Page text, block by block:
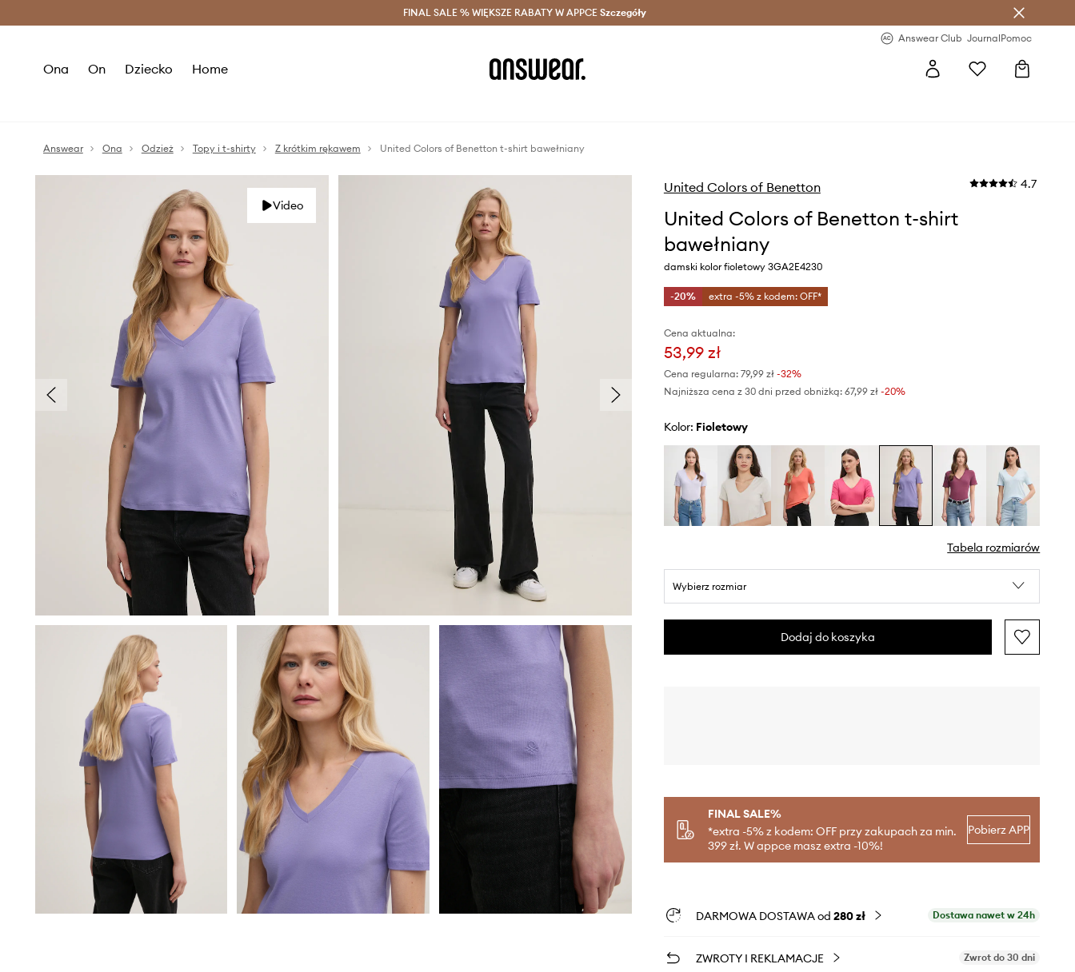
Oszczędzaj z Answear Club > Dostawa nawet w 24h >
FINAL SALE % WIĘKSZE RABATY W APPCE Szczegóły
Answear Club JournalPomoc
Ona On Dziecko Home
Answear Ona Odzież Topy i t-shirty Z krótkim rękawem United Colors of Benetton t-shirt bawełniany
Video
United Colors of Benetton 4.7
United Colors of Benetton t-shirt
bawełniany
damski kolor fioletowy 3GA2E4230
-20% extra -5% z kodem: OFF*
Cena aktualna:
53,99 zł
Cena regularna: 79,99 zł-32%
Najniższa cena z 30 dni przed obniżką: 67,99 zł -20%
Kolor: fioletowy
Tabela rozmiarów
Wybierz rozmiar
Dodaj do koszyka
FINAL SALE%
*extra -5% z kodem: OFF przy zakupach za min.
399 zł. W appce masz extra -10%!
Pobierz APP
DARMOWA DOSTAWA od 280 zł Dostawa nawet w 24h
ZWROTY I REKLAMACJE Zwrot do 30 dni